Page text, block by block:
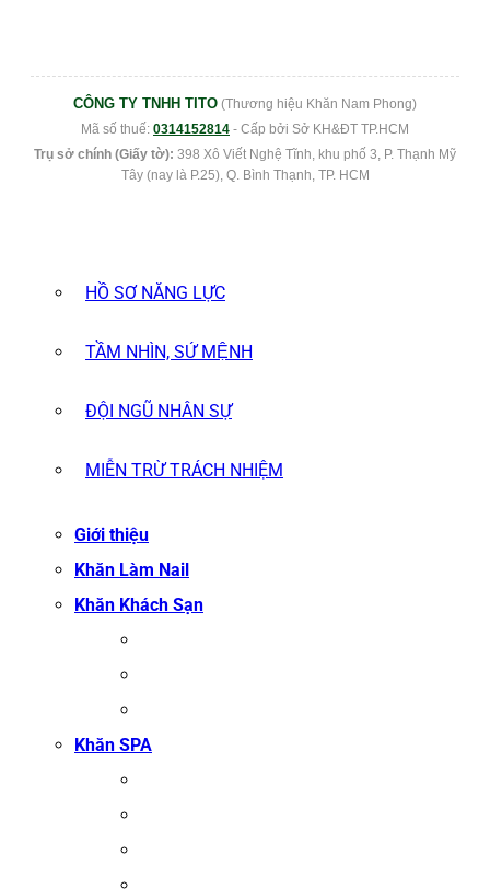
CÔNG TY TNHH TITO (Thương hiệu Khăn Nam Phong)
Mã số thuế: 0314152814 - Cấp bởi Sở KH&ĐT TP.HCM
Trụ sở chính (Giấy tờ): 398 Xô Viết Nghệ Tĩnh, khu phố 3, P. Thạnh Mỹ
Tây (nay là P.25), Q. Bình Thạnh, TP. HCM
HỒ SƠ NĂNG LỰC
TẦM NHÌN, SỨ MỆNH
ĐỘI NGŨ NHÂN SỰ
MIỄN TRỪ TRÁCH NHIỆM
Giới thiệu
Khăn Làm Nail
Khăn Khách Sạn
Khăn SPA